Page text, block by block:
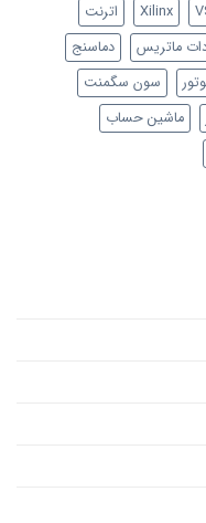
Xilinx
اترنت
ماتریس
دماسنج
سون سگمنت
ماشین حساب